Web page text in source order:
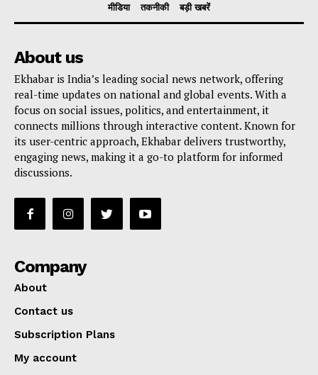
मीडिया
तकनीकी बड़ी खबरें
About us
Ekhabar is India’s leading social news network, offering
real-time updates on national and global events. With a
focus on social issues, politics, and entertainment, it
connects millions through interactive content. Known for
its user-centric approach, Ekhabar delivers trustworthy,
engaging news, making it a go-to platform for informed
discussions.
Company
About
Contact us
Subscription Plans
My account